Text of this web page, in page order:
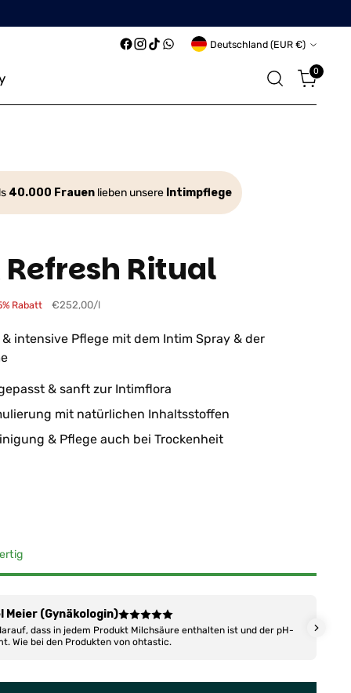
Währung Deutschland (EUR €)
0
40.000 Frauenlieben unsere Intimpflege
Ritual
Rabatt
Stückpreis
€252,00/per
l
intensive Pflege mit dem Intim Spray & der
& sanft zur Intimflora
mit natürlichen Inhaltsstoffen
& Pflege auch bei Trockenheit
Meier (Gynäkologin)
dass in jedem Produkt Milchsäure enthalten ist und der pH-
Wie bei den Produkten von ohtastic.